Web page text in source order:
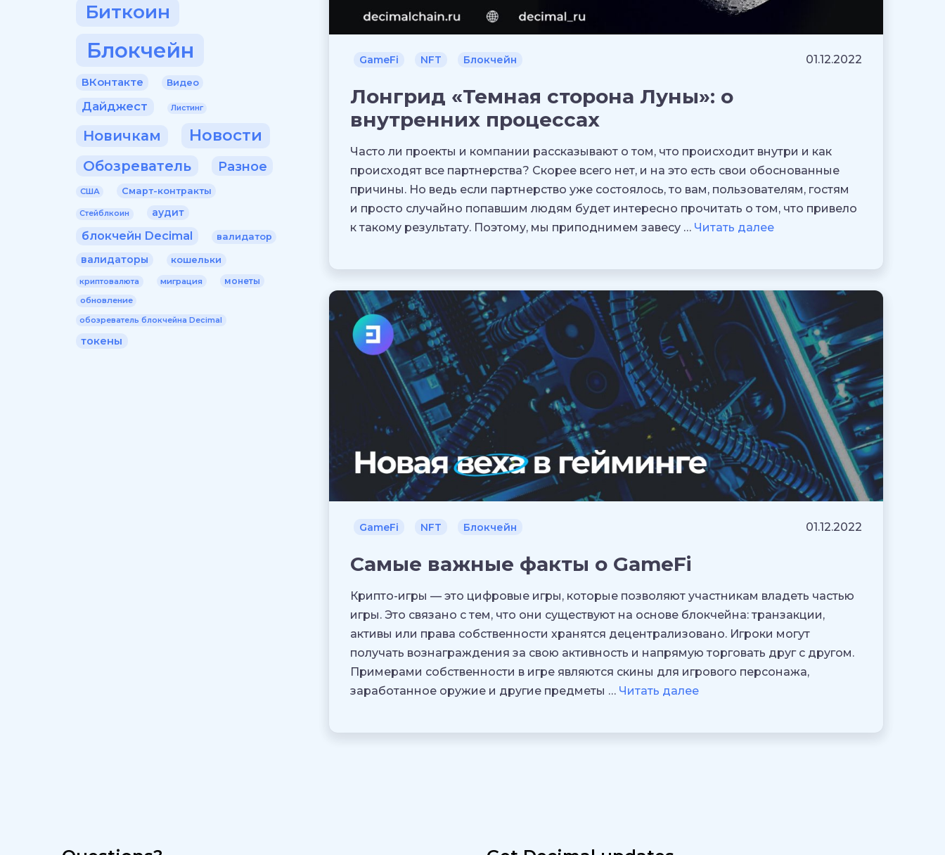
Биткоин
Блокчейн
ВКонтакте Видео
Дайджест Листинг
Новичкам Новости
Обозреватель Разное
США Смарт-контракты
Стейблкоин аудит
блокчейн Decimal валидатор
валидаторы кошельки
криптовалюта миграция монеты
обновление
обозреватель блокчейна Decimal
токены
GameFi NFT Блокчейн 01.12.2022
Лонгрид «Темная сторона Луны»: о
внутренних процессах
Часто ли проекты и компании рассказывают о том, что происходит внутри и как
происходят все партнерства? Скорее всего нет, и на это есть свои обоснованные
причины. Но ведь если партнерство уже состоялось, то вам, пользователям, гостям
и просто случайно попавшим людям будет интересно прочитать о том, что привело
к такому результату. Поэтому, мы приподнимем завесу … Читать далее
GameFi NFT Блокчейн 01.12.2022
Самые важные факты о GameFi
Крипто-игры — это цифровые игры, которые позволяют участникам владеть частью
игры. Это связано с тем, что они существуют на основе блокчейна: транзакции,
активы или права собственности хранятся децентрализовано. Игроки могут
получать вознаграждения за свою активность и напрямую торговать друг с другом.
Примерами собственности в игре являются скины для игрового персонажа,
заработанное оружие и другие предметы … Читать далее